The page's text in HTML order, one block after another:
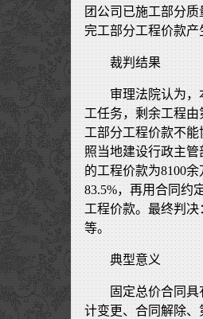
团公司已施工部分
完工部分工程价款
裁判结果
审理法院认为
工任务，剩余工程
工部分工程价款不
照当地建设行政主
的工程价款为8100
83.5%，再用合同约
工程价款。最终判
等。
典型意义
固定总价合同
计变更、合同解除